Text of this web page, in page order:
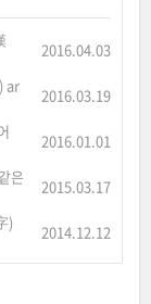
2016.04.03
ar
2016.03.19
2016.01.01
은
2015.03.17
)
2014.12.12